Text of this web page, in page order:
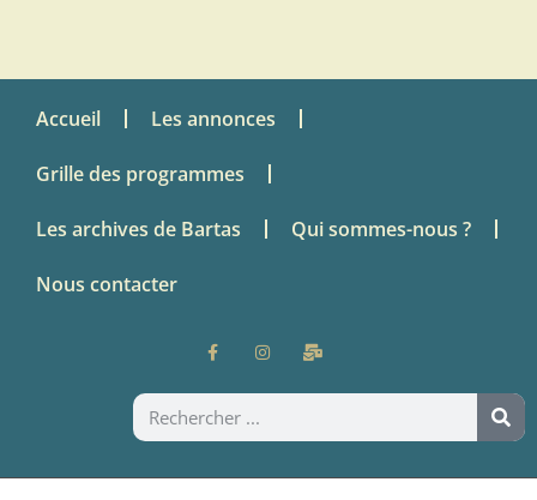
Accueil Les annonces
Grille des programmes
Les archives de Bartas Qui sommes-nous ?
Nous contacter